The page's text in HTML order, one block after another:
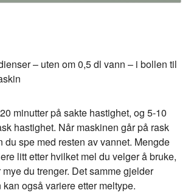
– uten om 0,5 dl vann – i bollen til
minutter på sakte hastighet, og 5-10
hastighet. Når maskinen går på rask
du spe med resten av vannet. Mengde
litt etter hvilket mel du velger å bruke,
du trenger. Det samme gjelder
også variere etter meltype.